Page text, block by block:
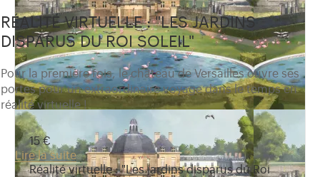
RÉALITÉ VIRTUELLE : "LES JARDINS
DISPARUS DU ROI SOLEIL"
Pour la première fois, le château de Versailles ouvre ses
portes pour un extraordinaire voyage dans le temps en
réalité virtuelle !
15 €
Lire la suite
Réalité virtuelle : "Les jardins disparus du Roi